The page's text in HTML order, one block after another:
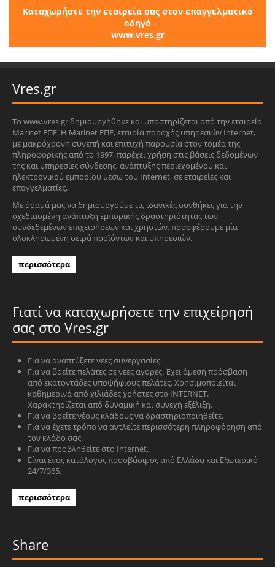
Καταχωρήστε την εταιρεία σας στον επαγγελματικό
οδηγό
www.vres.gr
Vres.gr
Το www.vres.gr δημιουργήθηκε και υποστηρίζεται από την εταιρεία
Marinet ΕΠΕ. Η Marinet ΕΠΕ, εταιρία παροχής υπηρεσιών Internet,
με μακρόχρονη συνεπή και επιτυχή παρουσία στον τομέα της
πληροφορικής από το 1997, παρέχει χρήση στις βάσεις δεδομένων
της και υπηρεσίες σύνδεσης, ανάπτυξης περιεχομένου και
ηλεκτρονικού εμπορίου μέσω του Internet, σε εταιρείες και
επαγγελματίες.
Με όραμά μας να δημιουργούμε τις ιδανικές συνθήκες για την
σχεδιασμένη ανάπτυξη εμπορικής δραστηριότητας των
συνδεδεμένων επιχειρήσεων και χρηστών, προσφέρουμε μία
ολοκληρωμένη σειρά προϊόντων και υπηρεσιών.
περισσότερα
Γιατί να καταχωρήσετε την επιχείρησή
σας στο Vres.gr
Για να αναπτύξετε νέες συνεργασίες.
Για να βρείτε πελάτες σε νέες αγορές. Έχει άμεση πρόσβαση
από εκατοντάδες υποψήφιους πελάτες. Χρησιμοποιείται
καθημερινά από χιλιάδες χρήστες στο INTERNET.
Χαρακτηρίζεται από δυναμική και συνεχή εξέλιξη.
Για να βρείτε νέους κλάδους να δραστηριοποιηθείτε.
Για να έχετε τρόπο να αντλείτε περισσότερη πληροφόρηση από
τον κλάδο σας.
Για να προβληθείτε στο Internet.
Είναι ένας κατάλογος προσβάσιμος από Ελλάδα και Εξωτερικό
24/7/365.
περισσότερα
Share